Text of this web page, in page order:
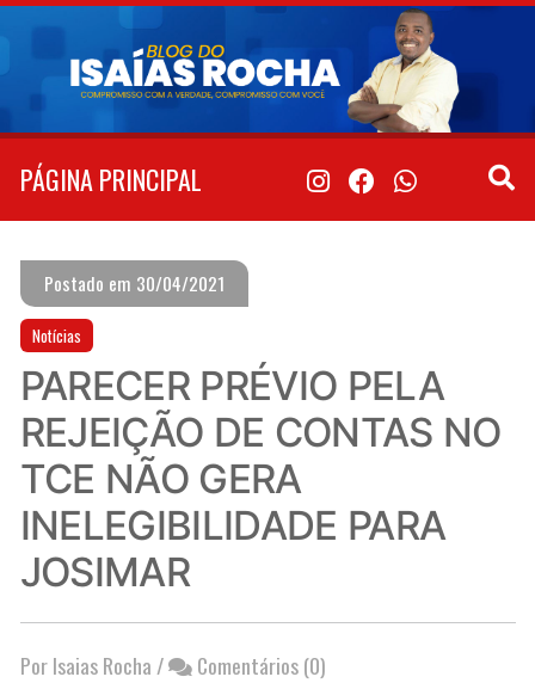
Pular
conteúdo
PÁGINA PRINCIPAL
Postado em 30/04/2021
Notícias
PARECER PRÉVIO PELA
REJEIÇÃO DE CONTAS NO
TCE NÃO GERA
INELEGIBILIDADE PARA
JOSIMAR
Por Isaias Rocha / Comentários (0)